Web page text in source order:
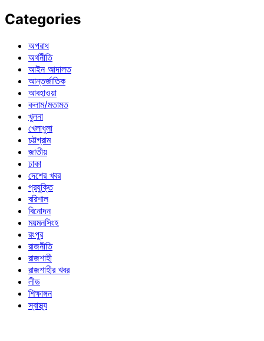
Categories
অপরাধ
অর্থনীতি
আইন আদালত
আন্তর্জাতিক
আবহাওয়া
কলাম/মতামত
খুলনা
খেলাধুলা
চট্টগ্রাম
জাতীয়
ঢাকা
দেশের খবর
প্রযুক্তি
বরিশাল
বিনোদন
ময়মনসিংহ
রংপুর
রাজনীতি
রাজশাহী
রাজশাহীর খবর
লীড
শিক্ষাঙ্গন
স্বাস্থ্য